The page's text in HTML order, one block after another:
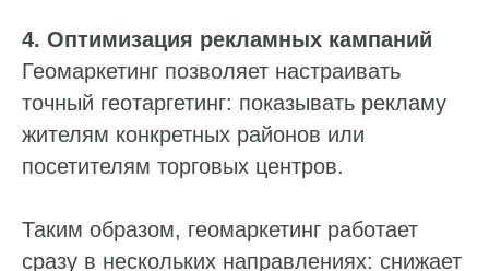
4. Оптимизация рекламных кампаний
Геомаркетинг позволяет настраивать
точный геотаргетинг: показывать рекламу
жителям конкретных районов или
посетителям торговых центров.
Таким образом, геомаркетинг работает
сразу в нескольких направлениях: снижает